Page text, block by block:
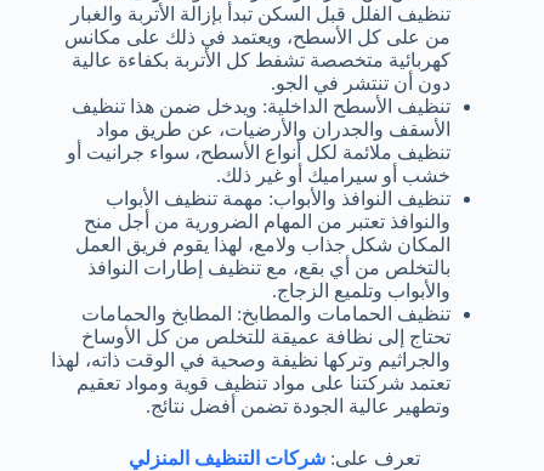
تنظيف الفلل قبل السكن تبدأ بإزالة الأتربة والغبار
من على كل الأسطح، ويعتمد في ذلك على مكانس
كهربائية متخصصة تشفط كل الأتربة بكفاءة عالية
دون أن تنتشر في الجو.
تنظيف الأسطح الداخلية: ويدخل ضمن هذا تنظيف
الأسقف والجدران والأرضيات، عن طريق مواد
تنظيف ملائمة لكل أنواع الأسطح، سواء جرانيت أو
خشب أو سيراميك أو غير ذلك.
تنظيف النوافذ والأبواب: مهمة تنظيف الأبواب
والنوافذ تعتبر من المهام الضرورية من أجل منح
المكان شكل جذاب ولامع، لهذا يقوم فريق العمل
بالتخلص من أي بقع، مع تنظيف إطارات النوافذ
والأبواب وتلميع الزجاج.
تنظيف الحمامات والمطابخ: المطابخ والحمامات
تحتاج إلى نظافة عميقة للتخلص من كل الأوساخ
والجراثيم وتركها نظيفة وصحية في الوقت ذاته، لهذا
تعتمد شركتنا على مواد تنظيف قوية ومواد تعقيم
وتطهير عالية الجودة تضمن أفضل نتائج.
تعرف على: شركات التنظيف المنزلي